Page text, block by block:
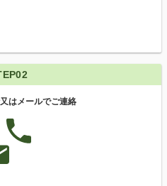
はメールでご連絡